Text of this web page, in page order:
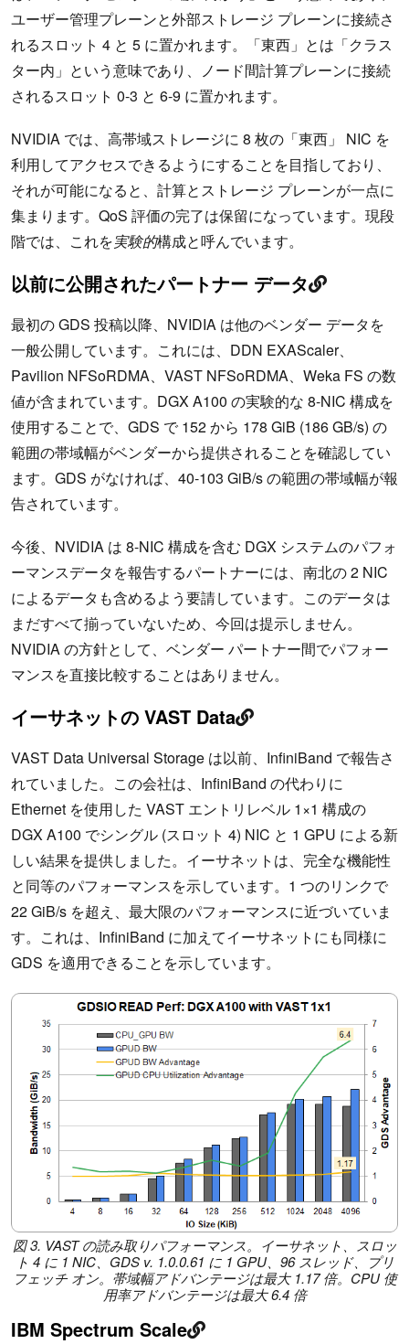
ユーザー管理プレーンと外部ストレージ プレーンに接続さ
れるスロット 4 と 5 に置かれます。「東西」とは「クラス
ター内」という意味であり、ノード間計算プレーンに接続
されるスロット 0-3 と 6-9 に置かれます。
NVIDIA では、高帯域ストレージに 8 枚の「東西」 NIC を
利用してアクセスできるようにすることを目指しており、
それが可能になると、計算とストレージ プレーンが一点に
集まります。QoS 評価の完了は保留になっています。現段
階では、これを実験的構成と呼んでいます。
以前に公開されたパートナー データ
最初の GDS 投稿以降、NVIDIA は他のベンダー データを
一般公開しています。これには、DDN EXAScaler、
Pavilion NFSoRDMA、VAST NFSoRDMA、Weka FS の数
値が含まれています。DGX A100 の実験的な 8-NIC 構成を
使用することで、GDS で 152 から 178 GiB (186 GB/s) の
範囲の帯域幅がベンダーから提供されることを確認してい
ます。GDS がなければ、40-103 GiB/s の範囲の帯域幅が報
告されています。
今後、NVIDIA は 8-NIC 構成を含む DGX システムのパフォ
ーマンスデータを報告するパートナーには、南北の 2 NIC
によるデータも含めるよう要請しています。このデータは
まだすべて揃っていないため、今回は提示しません。
NVIDIA の方針として、ベンダー パートナー間でパフォー
マンスを直接比較することはありません。
イーサネットの VAST Data
VAST Data Universal Storage は以前、InfiniBand で報告さ
れていました。この会社は、InfiniBand の代わりに
Ethernet を使用した VAST エントリレベル 1×1 構成の
DGX A100 でシングル (スロット 4) NIC と 1 GPU による新
しい結果を提供しました。イーサネットは、完全な機能性
と同等のパフォーマンスを示しています。1 つのリンクで
22 GiB/s を超え、最大限のパフォーマンスに近づいていま
す。これは、InfiniBand に加えてイーサネットにも同様に
GDS を適用できることを示しています。
図 3. VAST の読み取りパフォーマンス。イーサネット、スロッ
ト 4 に 1 NIC、GDS v. 1.0.0.61 に 1 GPU、96 スレッド、プリ
フェッチ オン。帯域幅アドバンテージは最大 1.17 倍。CPU 使
用率アドバンテージは最大 6.4 倍
IBM Spectrum Scale